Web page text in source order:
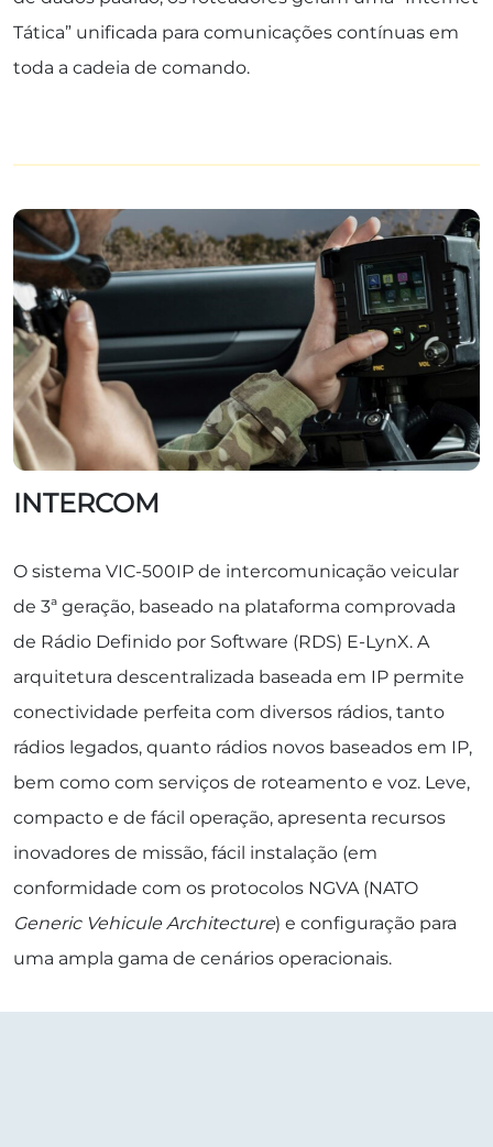
Tática” unificada para comunicações contínuas em
toda a cadeia de comando.
INTERCOM
O sistema VIC-500IP de intercomunicação veicular
de 3ª geração, baseado na plataforma comprovada
de Rádio Definido por Software (RDS) E-LynX. A
arquitetura descentralizada baseada em IP permite
conectividade perfeita com diversos rádios, tanto
rádios legados, quanto rádios novos baseados em IP,
bem como com serviços de roteamento e voz. Leve,
compacto e de fácil operação, apresenta recursos
inovadores de missão, fácil instalação (em
conformidade com os protocolos NGVA (NATO
Generic Vehicule Architecture) e configuração para
uma ampla gama de cenários operacionais.